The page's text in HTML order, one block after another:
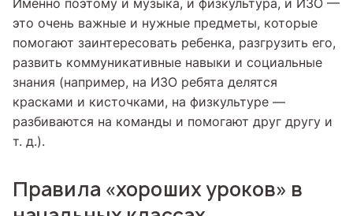
это очень важные и нужные предметы, которые
помогают заинтересовать ребенка, разгрузить его,
развить коммуникативные навыки и социальные
знания (например, на ИЗО ребята делятся
красками и кисточками, на физкультуре —
разбиваются на команды и помогают друг другу и
т. д.).
Правила «хороших уроков» в